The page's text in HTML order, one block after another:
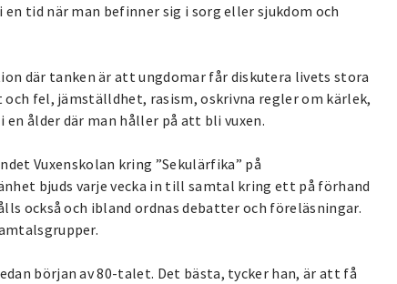
tid när man befinner sig i sorg eller sjukdom och
där tanken är att ungdomar får diskutera livets stora
fel, jämställdhet, rasism, oskrivna regler om kärlek,
ålder där man håller på att bli vuxen.
Vuxenskolan kring ”Sekulärfika” på
bjuds varje vecka in till samtal kring ett på förhand
också och ibland ordnas debatter och föreläsningar.
början av 80-talet. Det bästa, tycker han, är att få